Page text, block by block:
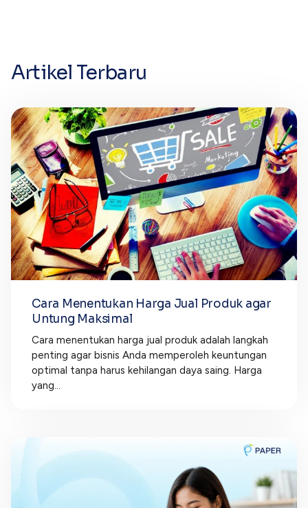
Artikel Terbaru
Cara Menentukan Harga Jual Produk agar
Untung Maksimal
Cara menentukan harga jual produk adalah langkah
penting agar bisnis Anda memperoleh keuntungan
optimal tanpa harus kehilangan daya saing. Harga
yang...